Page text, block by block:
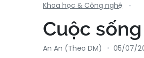
Khoa học & Công nghệ
Cuộc
An An (Theo DM) 05/07/